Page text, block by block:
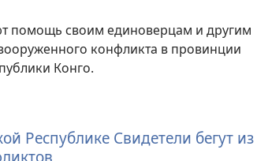
помощь своим единоверцам и другим
конфликта в провинции
Конго.
Республике Свидетели бегут из